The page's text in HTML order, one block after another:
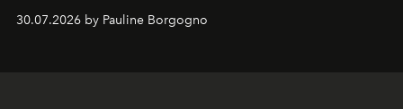
Chemistry Eau de Parfum.
30.07.2026 by Pauline Borgogno